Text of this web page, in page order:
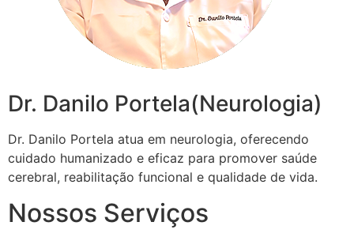
Dr. Danilo Portela(Neurologia)
Dr. Danilo Portela atua em neurologia, oferecendo
cuidado humanizado e eficaz para promover saúde
cerebral, reabilitação funcional e qualidade de vida.
Nossos Serviços